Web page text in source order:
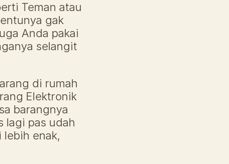
Teman atau
gak
Anda pakai
selangit
di rumah
Elektronik
barangnya
lagi pas udah
enak,